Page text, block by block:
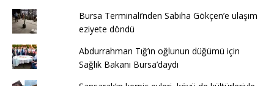
Bursa Terminali’nden Sabiha Gökçen’e ulaşım
eziyete döndü
Abdurrahman Tığ’ın oğlunun düğümü için
Sağlık Bakanı Bursa’daydı